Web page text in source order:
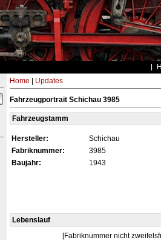
Home Updates
Fahrzeugportrait Schichau 3985
Fahrzeugstamm
Hersteller:
Schichau
Fabriknummer:
3985
Baujahr:
1943
Lebenslauf
[Fabriknummer nicht